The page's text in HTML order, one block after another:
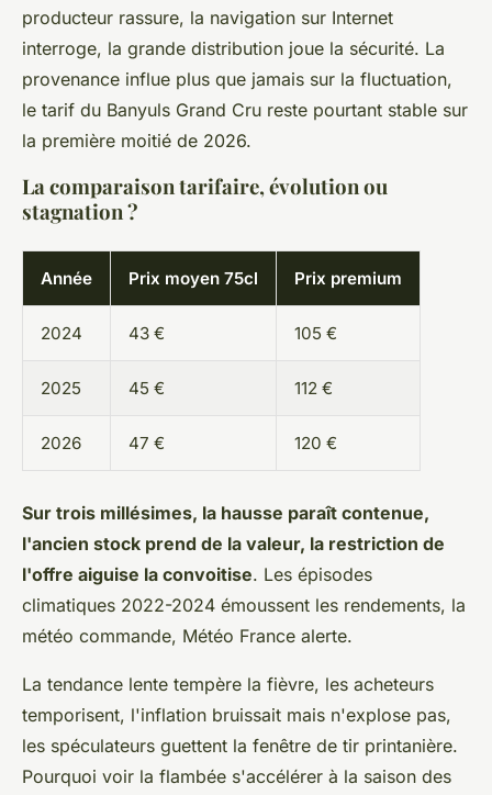
producteur rassure, la navigation sur Internet
interroge, la grande distribution joue la sécurité. La
provenance influe plus que jamais sur la fluctuation,
le tarif du Banyuls Grand Cru reste pourtant stable sur
la première moitié de 2026.
La comparaison tarifaire, évolution ou
stagnation ?
Année Prix moyen 75cl Prix premium
2024 43 € 105 €
2025 45 € 112 €
2026 47 € 120 €
Sur trois millésimes, la hausse paraît contenue,
l'ancien stock prend de la valeur, la restriction de
l'offre aiguise la convoitise. Les épisodes
climatiques 2022-2024 émoussent les rendements, la
météo commande, Météo France alerte.
La tendance lente tempère la fièvre, les acheteurs
temporisent, l'inflation bruissait mais n'explose pas,
les spéculateurs guettent la fenêtre de tir printanière.
Pourquoi voir la flambée s'accélérer à la saison des